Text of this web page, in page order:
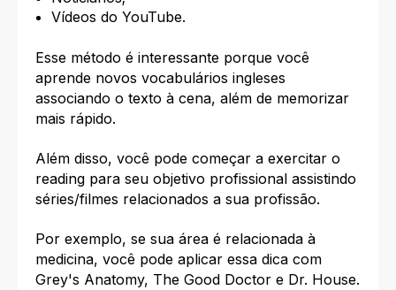
Vídeos do YouTube.
Esse método é interessante porque você
aprende novos vocabulários ingleses
associando o texto à cena, além de memorizar
mais rápido.
Além disso, você pode começar a exercitar o
reading para seu objetivo profissional assistindo
séries/filmes relacionados a sua profissão.
Por exemplo, se sua área é relacionada à
medicina, você pode aplicar essa dica com
Grey's Anatomy, The Good Doctor e Dr. House.